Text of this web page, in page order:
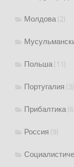
Молдова(2)
Польша(11)
Португалия (3)
Прибалтика
Россия (9)